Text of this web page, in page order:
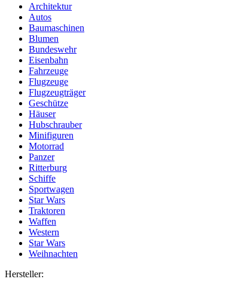
Architektur
Autos
Baumaschinen
Blumen
Bundeswehr
Eisenbahn
Fahrzeuge
Flugzeuge
Flugzeugträger
Geschütze
Häuser
Hubschrauber
Minifiguren
Motorrad
Panzer
Ritterburg
Schiffe
Sportwagen
Star Wars
Traktoren
Waffen
Western
Star Wars
Weihnachten
Hersteller: